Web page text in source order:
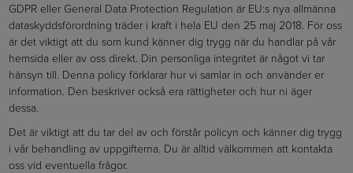
GDPR eller General Data Protection Regulation är EU:s nya allmänna
dataskyddsförordning träder i kraft i hela EU den 25 maj 2018. För oss
är det viktigt att du som kund känner dig trygg när du handlar på vår
hemsida eller av oss direkt. Din personliga integritet är något vi tar
hänsyn till. Denna policy förklarar hur vi samlar in och använder er
information. Den beskriver också era rättigheter och hur ni äger
dessa.
Det är viktigt att du tar del av och förstår policyn och känner dig trygg
i vår behandling av uppgifterna. Du är alltid välkommen att kontakta
oss vid eventuella frågor.